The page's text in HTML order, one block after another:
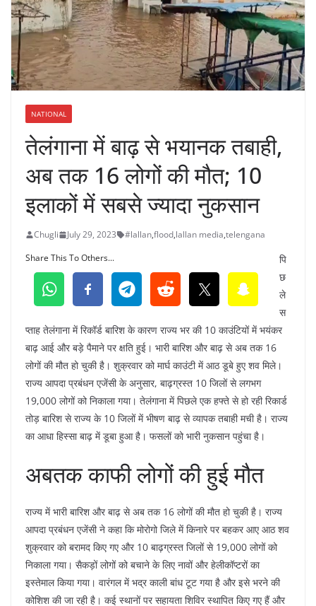
NATIONAL
तेलंगाना में बाढ़ से भयानक तबाही,
अब तक 16 लोगों की मौत; 10
इलाकों में सबसे ज्यादा नुकसान
Chugli July 29, 2023 #lallan,flood,lallan media,telengana
Share This To Others...
पि
छ
ले
स
प्ताह तेलंगाना में रिकॉर्ड बारिश के कारण राज्य भर की 10 काउंटियों में भयंकर
बाढ़ आई और बड़े पैमाने पर क्षति हुई। भारी बारिश और बाढ़ से अब तक 16
लोगों की मौत हो चुकी है। शुक्रवार को मार्घ काउंटी में आठ डूबे हुए शव मिले।
राज्य आपदा प्रबंधन एजेंसी के अनुसार, बाढ़ग्रस्त 10 जिलों से लगभग
19,000 लोगों को निकाला गया। तेलंगाना में पिछले एक हफ्ते से हो रही रिकार्ड
तोड़ बारिश से राज्य के 10 जिलों में भीषण बाढ़ से व्यापक तबाही मची है। राज्य
का आधा हिस्सा बाढ़ में डूबा हुआ है। फसलों को भारी नुकसान पहुंचा है।
अबतक काफी लोगों की हुई मौत
राज्य में भारी बारिश और बाढ़ से अब तक 16 लोगों की मौत हो चुकी है। राज्य
आपदा प्रबंधन एजेंसी ने कहा कि मोरोगो जिले में किनारे पर बहकर आए आठ शव
शुक्रवार को बरामद किए गए और 10 बाढ़ग्रस्त जिलों से 19,000 लोगों को
निकाला गया। सैकड़ों लोगों को बचाने के लिए नावों और हेलीकॉप्टरों का
इस्तेमाल किया गया। वारंगल में भद्र काली बांध टूट गया है और इसे भरने की
कोशिश की जा रही है। कई स्थानों पर सहायता शिविर स्थापित किए गए हैं और